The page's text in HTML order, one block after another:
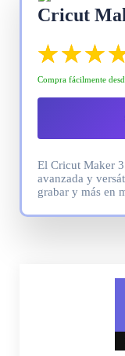
Cricut
Compra fácilmente
El Cricut Maker
avanzada y
grabar y más en